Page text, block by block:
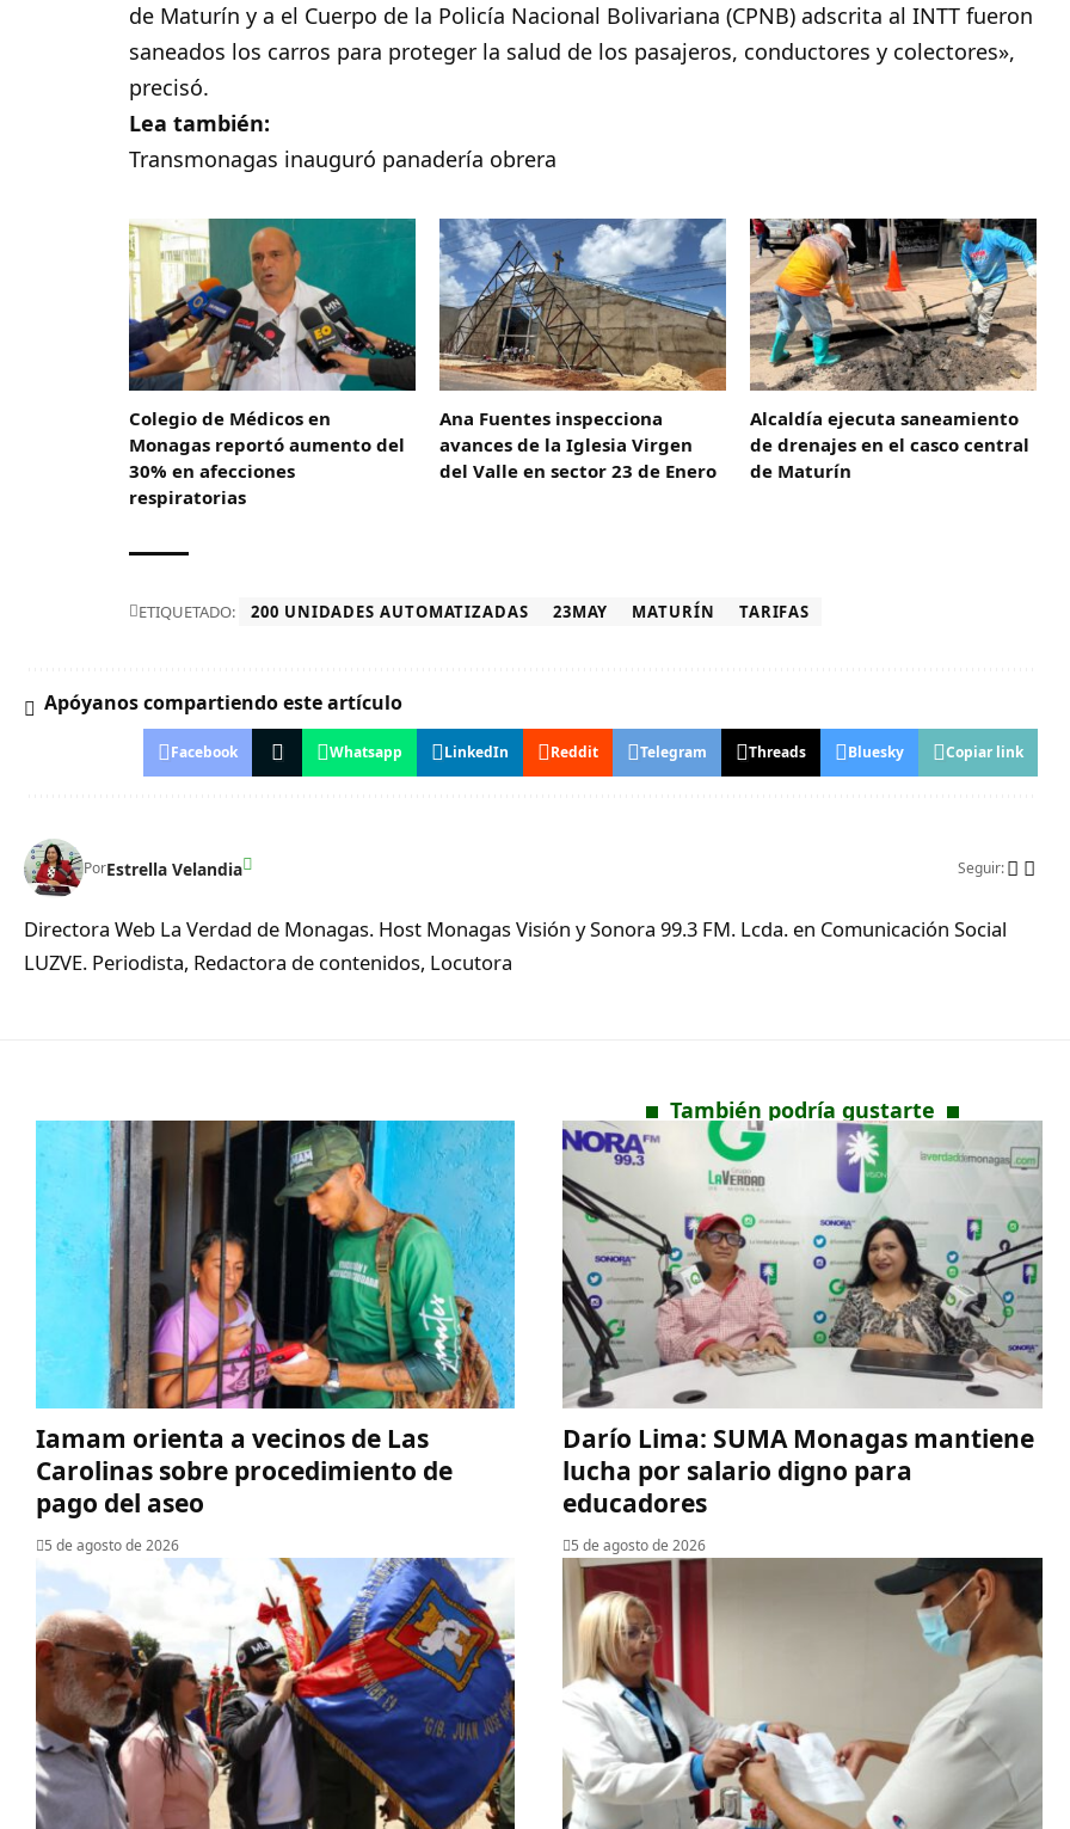
de Maturín y a el Cuerpo de la Policía Nacional Bolivariana (CPNB) adscrita al INTT fueron
saneados los carros para proteger la salud de los pasajeros, conductores y colectores»,
precisó.
Lea también:
Transmonagas inauguró panadería obrera
Colegio de Médicos en
Monagas reportó aumento del
30% en afecciones
respiratorias
Ana Fuentes inspecciona
avances de la Iglesia Virgen
del Valle en sector 23 de Enero
Alcaldía ejecuta saneamiento
de drenajes en el casco central
de Maturín
ETIQUETADO: 200 UNIDADES AUTOMATIZADAS 23MAY MATURÍN TARIFAS
Apóyanos compartiendo este artículo
Facebook Whatsapp LinkedIn Reddit Telegram Threads Bluesky Copiar link
PorEstrella Velandia Seguir:
Directora Web La Verdad de Monagas. Host Monagas Visión y Sonora 99.3 FM. Lcda. en Comunicación Social
LUZVE. Periodista, Redactora de contenidos, Locutora
También podría gustarte
Iamam orienta a vecinos de Las
Carolinas sobre procedimiento de
pago del aseo
5 de agosto de 2026
Darío Lima: SUMA Monagas mantiene
lucha por salario digno para
educadores
5 de agosto de 2026